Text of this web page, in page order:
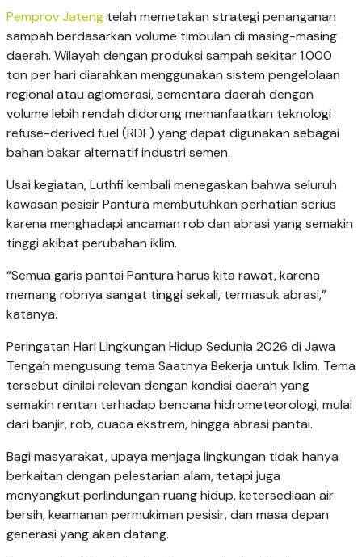
Pemprov Jateng telah memetakan strategi penanganan
sampah berdasarkan volume timbulan di masing-masing
daerah. Wilayah dengan produksi sampah sekitar 1.000
ton per hari diarahkan menggunakan sistem pengelolaan
regional atau aglomerasi, sementara daerah dengan
volume lebih rendah didorong memanfaatkan teknologi
refuse-derived fuel (RDF) yang dapat digunakan sebagai
bahan bakar alternatif industri semen.
Usai kegiatan, Luthfi kembali menegaskan bahwa seluruh
kawasan pesisir Pantura membutuhkan perhatian serius
karena menghadapi ancaman rob dan abrasi yang semakin
tinggi akibat perubahan iklim.
“Semua garis pantai Pantura harus kita rawat, karena
memang robnya sangat tinggi sekali, termasuk abrasi,”
katanya.
Peringatan Hari Lingkungan Hidup Sedunia 2026 di Jawa
Tengah mengusung tema Saatnya Bekerja untuk Iklim. Tema
tersebut dinilai relevan dengan kondisi daerah yang
semakin rentan terhadap bencana hidrometeorologi, mulai
dari banjir, rob, cuaca ekstrem, hingga abrasi pantai.
Bagi masyarakat, upaya menjaga lingkungan tidak hanya
berkaitan dengan pelestarian alam, tetapi juga
menyangkut perlindungan ruang hidup, ketersediaan air
bersih, keamanan permukiman pesisir, dan masa depan
generasi yang akan datang.